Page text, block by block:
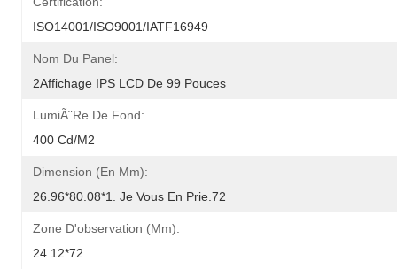
ISO14001/ISO9001/IATF16949
Nom Du Panel:
2Affichage IPS LCD De 99 Pouces
LumiÃ¨re De Fond:
400 Cd/m2
Dimension (en Mm):
26.96*80.08*1. Je Vous En Prie.72
Zone D'observation (mm):
24.12*72